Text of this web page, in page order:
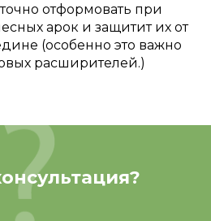
отформовать при
арок и защитит их от
(особенно это важно
расширителей.)